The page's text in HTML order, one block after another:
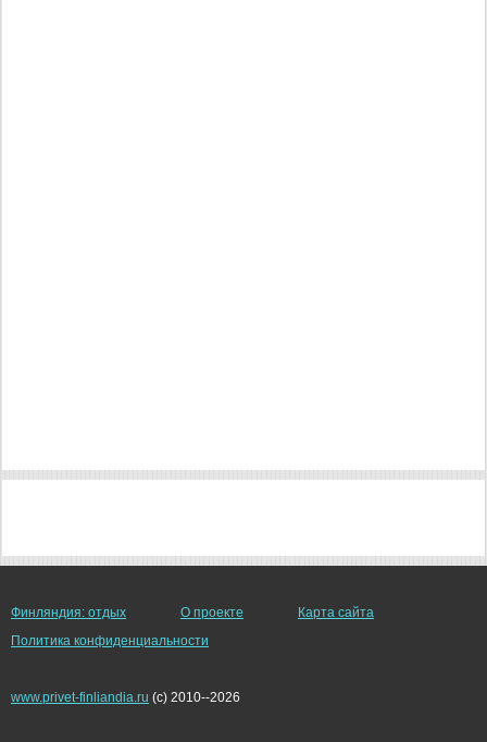
Финляндия: отдых О проекте
Карта сайта
Политика конфиденциальности
www.privet-finliandia.ru (c) 2010--2026